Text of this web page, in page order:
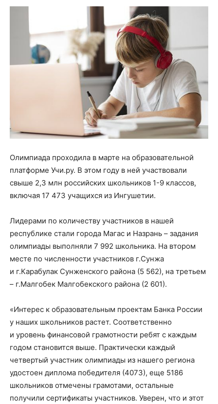
Олимпиада проходила в марте на образовательной
платформе Учи.ру. В этом году в ней участвовали
свыше 2,3 млн российских школьников 1-9 классов,
включая 17 473 учащихся из Ингушетии.
Лидерами по количеству участников в нашей
республике стали города Магас и Назрань – задания
олимпиады выполняли 7 992 школьника. На втором
месте по численности участников г.Сунжа
и г.Карабулак Сунженского района (5 562), на третьем
– г.Малгобек Малгобекского района (2 601).
«Интерес к образовательным проектам Банка России
у наших школьников растет. Соответственно
и уровень финансовой грамотности ребят с каждым
годом становится выше. Практически каждый
четвертый участник олимпиады из нашего региона
удостоен диплома победителя (4073), еще 5186
школьников отмечены грамотами, остальные
получили сертификаты участников. Уверен, что и этот